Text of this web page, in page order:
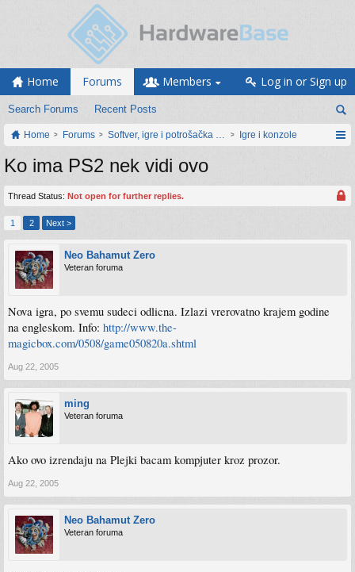
Home Forums
Search Forums Recent Posts
Members Log in or Sign up
Home Forums Softver, igre i potrošačka elektronikaIgre i konzole
Ko ima PS2 nek vidi ovo
Thread Status: Not open for further replies.
1 2 Next >
Neo Bahamut Zero
Veteran foruma
Nova igra, po svemu sudeci odlicna. Izlazi vrerovatno krajem godine
na engleskom. Info: http://www.the-
magicbox.com/0508/game050820a.shtml
Aug 22, 2005
ming
Veteran foruma
Ako ovo izrendaju na Plejki bacam kompjuter kroz prozor.
Aug 22, 2005
Neo Bahamut Zero
Veteran foruma